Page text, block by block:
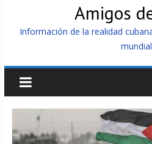
Amigos
Información de la realidad
mundial